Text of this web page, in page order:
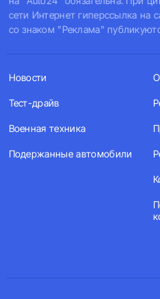
сети Интернет гиперссылка на
со знаком "Реклама"
Новости
Тест-драйв
Военная техника
Подержанные автомобили